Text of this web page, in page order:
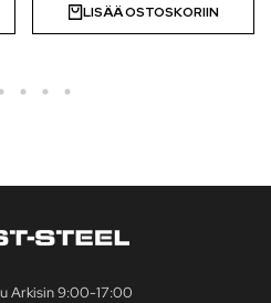
LISÄÄ OSTOSKORIIN
Arkisin 9:00-17:00